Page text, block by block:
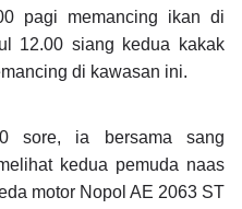
pagi memancing ikan di
12.00 siang kedua kakak
di kawasan ini.
sore, ia bersama sang
kedua pemuda naas
motor Nopol AE 2063 ST